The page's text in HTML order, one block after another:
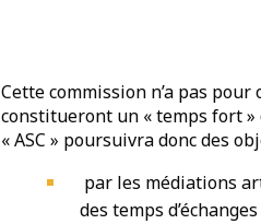
Cette commission n’a pas
constitueront un « temps fort
« ASC » poursuivra donc des
par les médiations
des temps